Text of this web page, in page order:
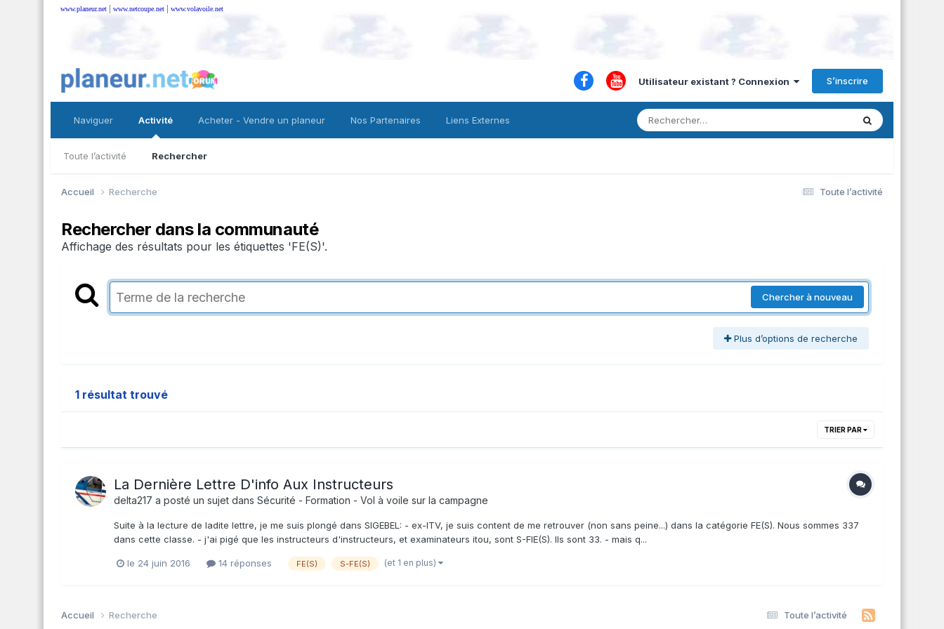
www.planeur.net | www.netcoupe.net | www.volavoile.net
Utilisateur existant ? Connexion S’inscrire
Naviguer Activité
Toute l’activité Rechercher
Acheter - Vendre un planeur Nos Partenaires Liens Externes
Toute l’activité
Accueil Recherche
Rechercher dans la communauté
Affichage des résultats pour les étiquettes 'FE(S)'.
Chercher à nouveau
Plus d’options de recherche
1 résultat trouvé
TRIER PAR
La Dernière Lettre D'info Aux Instructeurs
delta217 a posté un sujet dans Sécurité - Formation - Vol à voile sur la campagne
Suite à la lecture de ladite lettre, je me suis plongé dans SIGEBEL: - ex-ITV, je suis content de me retrouver (non sans peine...) dans la catégorie FE(S). Nous sommes 337
dans cette classe. - j'ai pigé que les instructeurs d'instructeurs, et examinateurs itou, sont S-FIE(S). Ils sont 33. - mais q...
le 24 juin 2016 14 réponses FE(S) S-FE(S) (et 1 en plus)
Toute l’activité
Accueil Recherche